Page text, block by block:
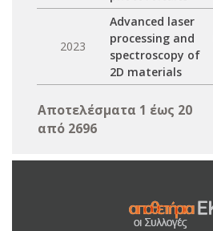
2023
Advanced laser
processing and
spectroscopy of
2D materials
Αποτελέσματα 1 έως 20
από 2696